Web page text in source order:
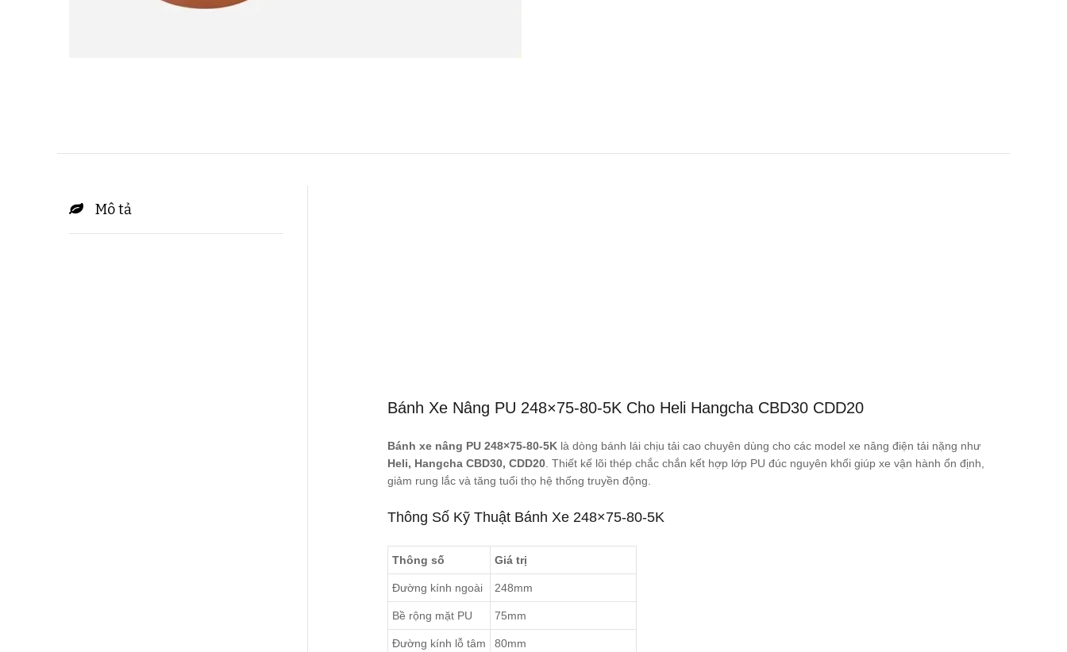
Mô tả
Bánh Xe Nâng PU 248×75-80-5K Cho Heli Hangcha CBD30 CDD20
Bánh xe nâng PU 248×75-80-5K là dòng bánh lái chịu tải cao chuyên dùng cho các model xe nâng điện tải nặng như
Heli, Hangcha CBD30, CDD20 . Thiết kế lõi thép chắc chắn kết hợp lớp PU đúc nguyên khối giúp xe vận hành ổn định,
giảm rung lắc và tăng tuổi thọ hệ thống truyền động.
Thông Số Kỹ Thuật Bánh Xe 248×75-80-5K
Thông số Giá trị
Đường kính ngoài 248mm
Bề rộng mặt PU 75mm
Đường kính lỗ tâm 80mm